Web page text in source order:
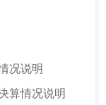
况说明
算情况说明